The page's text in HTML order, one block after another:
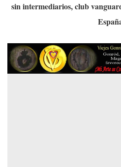
sin intermediarios, club